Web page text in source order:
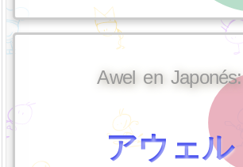
Awel en Japonés:
アウェル